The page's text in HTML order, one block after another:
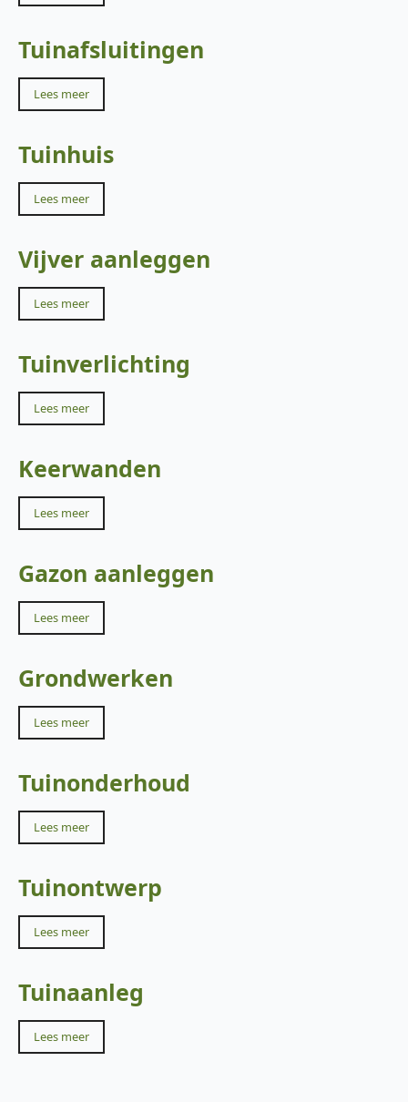
Tuinafsluitingen
Lees meer
Tuinhuis
Lees meer
Vijver aanleggen
Lees meer
Tuinverlichting
Lees meer
Keerwanden
Lees meer
Gazon aanleggen
Lees meer
Grondwerken
Lees meer
Tuinonderhoud
Lees meer
Tuinontwerp
Lees meer
Tuinaanleg
Lees meer